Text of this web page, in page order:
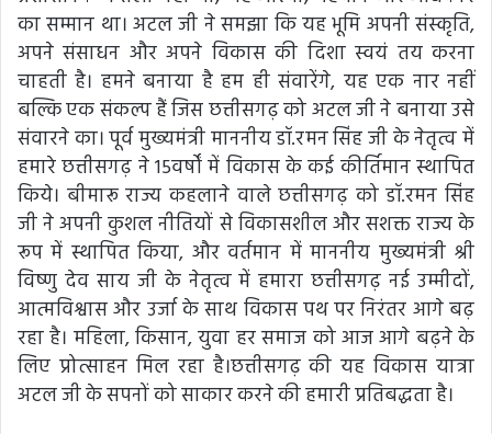
का सम्मान था। अटल जी ने समझा कि यह भूमि अपनी संस्कृति,
अपने संसाधन और अपने विकास की दिशा स्वयं तय करना
चाहती है। हमने बनाया है हम ही संवारेंगे, यह एक नार नहीं
बल्कि एक संकल्प हैं जिस छत्तीसगढ़ को अटल जी ने बनाया उसे
संवारने का। पूर्व मुख्यमंत्री माननीय डॉ.रमन सिंह जी के नेतृत्व में
हमारे छत्तीसगढ़ ने 15वर्षों में विकास के कई कीर्तिमान स्थापित
किये। बीमारू राज्य कहलाने वाले छत्तीसगढ़ को डॉ.रमन सिंह
जी ने अपनी कुशल नीतियों से विकासशील और सशक्त राज्य के
रूप में स्थापित किया, और वर्तमान में माननीय मुख्यमंत्री श्री
विष्णु देव साय जी के नेतृत्व में हमारा छत्तीसगढ़ नई उम्मीदों,
आत्मविश्वास और उर्जा के साथ विकास पथ पर निरंतर आगे बढ़
रहा है। महिला, किसान, युवा हर समाज को आज आगे बढ़ने के
लिए प्रोत्साहन मिल रहा है।छत्तीसगढ़ की यह विकास यात्रा
अटल जी के सपनों को साकार करने की हमारी प्रतिबद्धता है।